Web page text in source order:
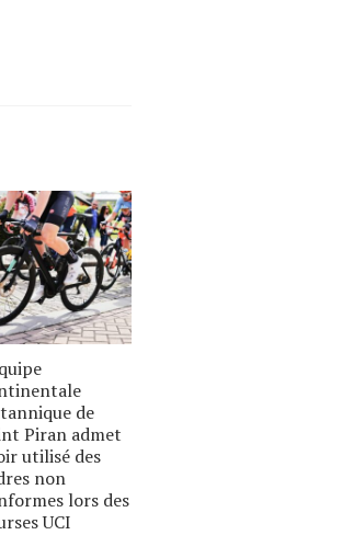
de
Piran admet
utilisé des
non
lors des
UCI